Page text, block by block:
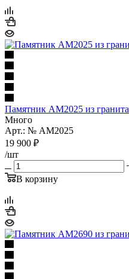
Памятник AM2025 из гранита
Много
Арт.: № AM2025
19 900 ₽
/шт
В корзину